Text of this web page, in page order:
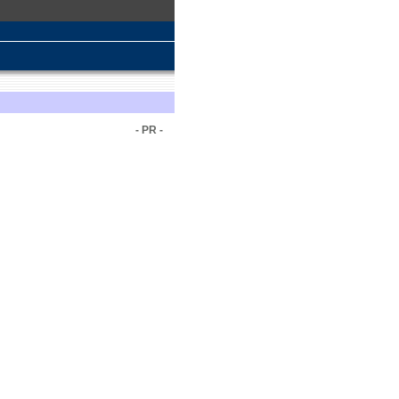
- PR -